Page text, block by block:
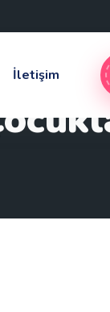
İletişim